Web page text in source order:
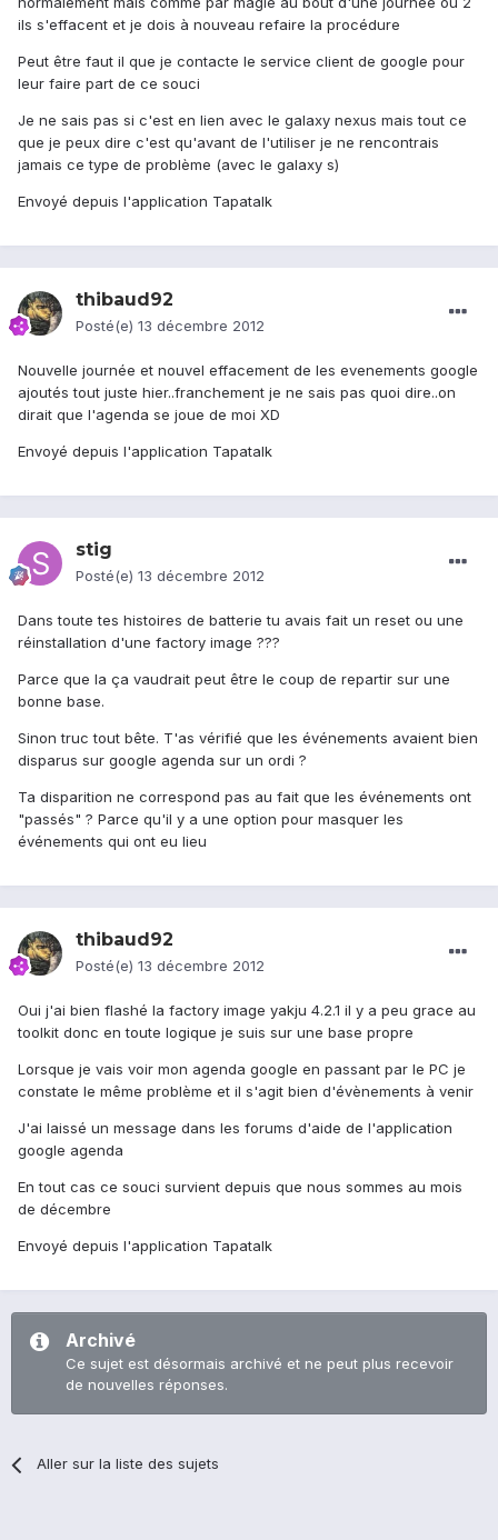
ils s'effacent et je dois à nouveau refaire la procédure
Peut être faut il que je contacte le service client de google pour
leur faire part de ce souci
Je ne sais pas si c'est en lien avec le galaxy nexus mais tout ce
que je peux dire c'est qu'avant de l'utiliser je ne rencontrais
jamais ce type de problème (avec le galaxy s)
Envoyé depuis l'application Tapatalk
thibaud92
Posté(e) 13 décembre 2012
Nouvelle journée et nouvel effacement de les evenements google
ajoutés tout juste hier..franchement je ne sais pas quoi dire..on
dirait que l'agenda se joue de moi XD
Envoyé depuis l'application Tapatalk
stig
Posté(e) 13 décembre 2012
Dans toute tes histoires de batterie tu avais fait un reset ou une
réinstallation d'une factory image ???
Parce que la ça vaudrait peut être le coup de repartir sur une
bonne base.
Sinon truc tout bête. T'as vérifié que les événements avaient bien
disparus sur google agenda sur un ordi ?
Ta disparition ne correspond pas au fait que les événements ont
"passés" ? Parce qu'il y a une option pour masquer les
événements qui ont eu lieu
thibaud92
Posté(e) 13 décembre 2012
Oui j'ai bien flashé la factory image yakju 4.2.1 il y a peu grace au
toolkit donc en toute logique je suis sur une base propre
Lorsque je vais voir mon agenda google en passant par le PC je
constate le même problème et il s'agit bien d'évènements à venir
J'ai laissé un message dans les forums d'aide de l'application
google agenda
En tout cas ce souci survient depuis que nous sommes au mois
de décembre
Envoyé depuis l'application Tapatalk
Archivé
Ce sujet est désormais archivé et ne peut plus recevoir
de nouvelles réponses.
Aller sur la liste des sujets